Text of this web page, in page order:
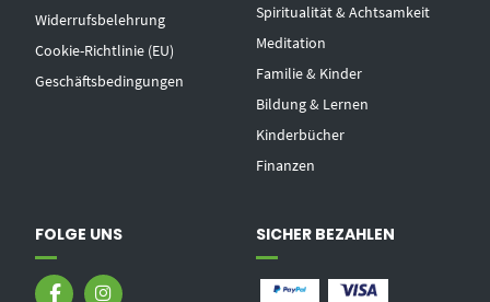
Widerrufsbelehrung
Cookie-Richtlinie (EU)
Geschäftsbedingungen
Spiritualität & Achtsamkeit
Meditation
Familie & Kinder
Bildung & Lernen
Kinderbücher
Finanzen
FOLGE UNS SICHER BEZAHLEN